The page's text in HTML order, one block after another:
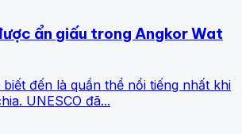
ẩn giấu trong Angkor Wat
đến là quần thể nổi tiếng nhất khi
UNESCO đã...